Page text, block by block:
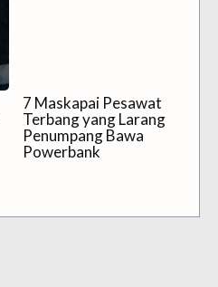
7 Maskapai Pesawat
Terbang yang Larang
Penumpang Bawa
Powerbank